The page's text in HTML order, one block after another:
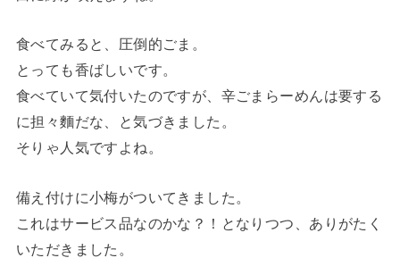
食べてみると、圧倒的ごま。
とっても香ばしいです。
食べていて気付いたのですが、辛ごまらーめんは要する
に担々麵だな、と気づきました。
そりゃ人気ですよね。
備え付けに小梅がついてきました。
これはサービス品なのかな？！となりつつ、ありがたく
いただきました。